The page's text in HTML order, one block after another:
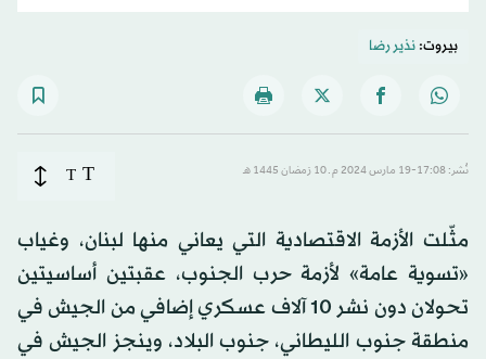
بيروت:نذير رضا
نُشر: 17:08-19 مارس 2024 م ـ 10 رَمضان 1445 هـ T
T
مثّلت الأزمة الاقتصادية التي يعاني منها لبنان، وغياب
«تسوية عامة» لأزمة حرب الجنوب، عقبتين أساسيتين
تحولان دون نشر 10 آلاف عسكري إضافي من الجيش في
منطقة جنوب الليطاني، جنوب البلاد، وينجز الجيش في